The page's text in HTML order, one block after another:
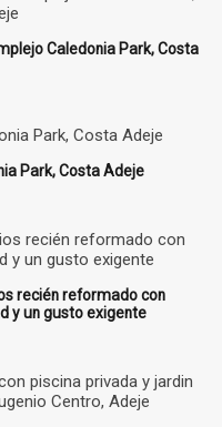
Caledonia Park, Costa
Park, Costa Adeje
recién reformado con
y un gusto exigente